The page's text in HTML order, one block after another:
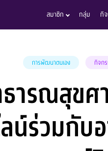
สมาชิก กลุ่ม กิ
การพัฒนาตนเอง กิจก
ธารณสุข
น์ร่วมกับ